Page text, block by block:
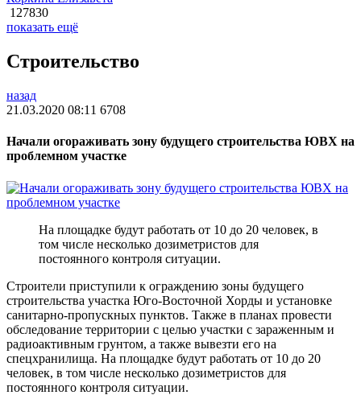
127830
показать ещё
Строительство
назад
21.03.2020 08:11 6708
Начали огораживать зону будущего строительства ЮВХ на
проблемном участке
На площадке будут работать от 10 до 20 человек, в
том числе несколько дозиметристов для
постоянного контроля ситуации.
Строители приступили к ограждению зоны будущего
строительства участка Юго-Восточной Хорды и установке
санитарно-пропускных пунктов. Также в планах провести
обследование территории с целью участки с зараженным и
радиоактивным грунтом, а также вывезти его на
спецхранилища. На площадке будут работать от 10 до 20
человек, в том числе несколько дозиметристов для
постоянного контроля ситуации.